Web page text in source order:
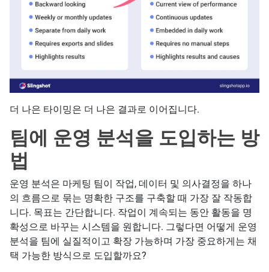
더 나은 타이밍은 더 나은 결과로 이어집니다.
팀에 운영 분석을 도입하는 방
법
운영 분석은 마케팅 팀이 작업, 데이터 및 의사결정을 하나
의 흐름으로 묶는 명확한 구조를 구축할 때 가장 잘 작동합
니다. 목표는 간단합니다. 작업이 계속되는 동안 활동을 명
확성으로 바꾸는 시스템을 원합니다. 그렇다면 어떻게 운영
분석을 팀에 실질적이고 확장 가능하며 가장 중요하게는 채
택 가능한 방식으로 도입할까요?